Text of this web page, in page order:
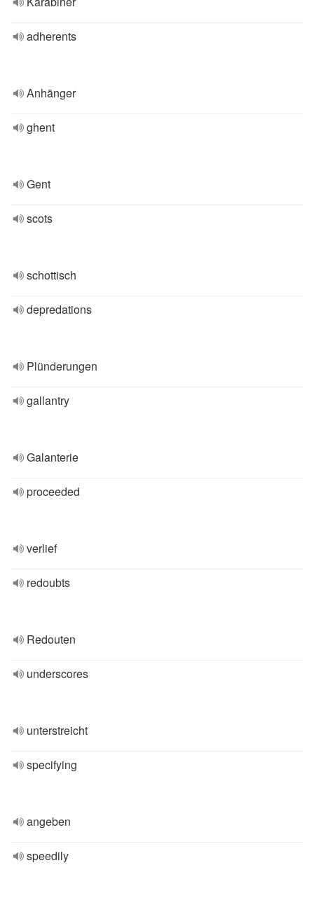
adherents
Anhänger
ghent
Gent
scots
schottisch
depredations
Plünderungen
gallantry
Galanterie
proceeded
verlief
redoubts
Redouten
underscores
unterstreicht
specifying
angeben
speedily